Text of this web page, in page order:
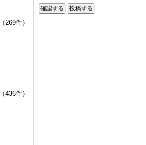
（269件）
（436件）